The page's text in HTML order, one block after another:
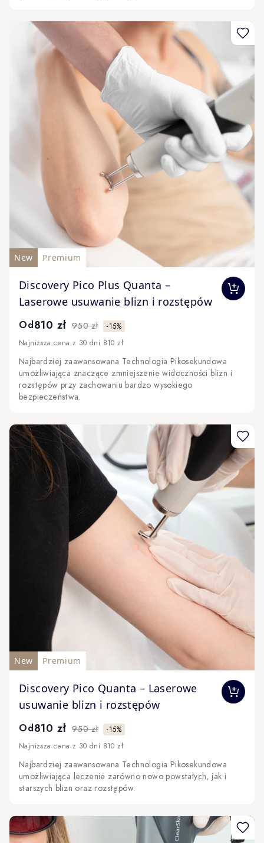
New Premium
Discovery Pico Plus Quanta –
Laserowe usuwanie blizn i rozstępów
The price depends on the options chosen on the
Od810 zł 950 zł
-15%
Najniższa cena z 30 dni 810 zł
Najbardziej zaawansowana Technologia Pikosekundowa
umożliwiająca znaczące zmniejszenie widoczności blizn i
rozstępów przy zachowaniu bardzo wysokiego
bezpieczeństwa.
New Premium
Discovery Pico Quanta – Laserowe
usuwanie blizn i rozstępów
The price depends on the options chosen on the
Od810 zł 950 zł
-15%
Najniższa cena z 30 dni 810 zł
Najbardziej zaawansowana Technologia Pikosekundowa
umożliwiająca leczenie zarówno nowo powstałych, jak i
starszych blizn oraz rozstępów.